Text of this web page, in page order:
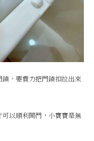
，要費力把門鎖扣拉出來
以順利開門，小寶寶是無